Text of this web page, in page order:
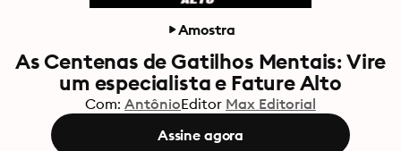
Amostra
As Centenas de Gatilhos Mentais: Vire
um especialista e Fature Alto
Com: AntônioEditor Max Editorial
Assine agora